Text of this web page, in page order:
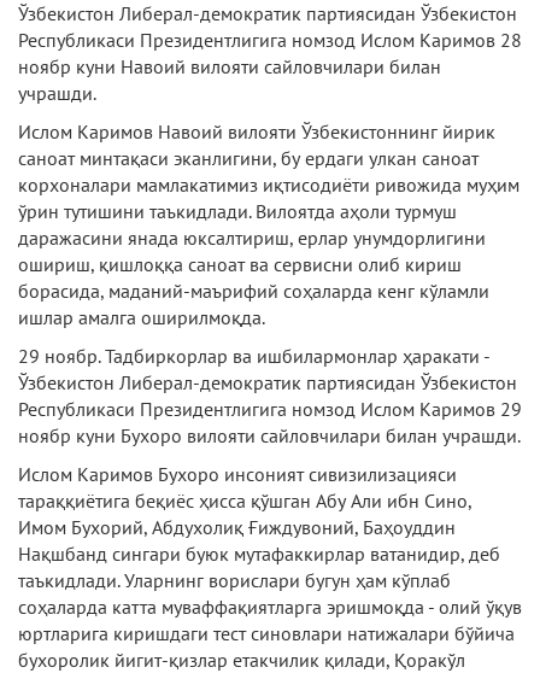
Ўзбекистон Либерал-демократик партиясидан Ўзбекистон
Республикаси Президентлигига номзод Ислом Каримов 28
ноябр куни Навоий вилояти сайловчилари билан
учрашди.
Ислом Каримов Навоий вилояти Ўзбекистоннинг йирик
саноат минтақаси эканлигини, бу ердаги улкан саноат
корхоналари мамлакатимиз иқтисодиёти ривожида муҳим
ўрин тутишини таъкидлади. Вилоятда аҳоли турмуш
даражасини янада юксалтириш, ерлар унумдорлигини
ошириш, қишлоққа саноат ва сервисни олиб кириш
борасида, маданий-маърифий соҳаларда кенг кўламли
ишлар амалга оширилмоқда.
29 ноябр. Тадбиркорлар ва ишбилармонлар ҳаракати -
Ўзбекистон Либерал-демократик партиясидан Ўзбекистон
Республикаси Президентлигига номзод Ислом Каримов 29
ноябр куни Бухоро вилояти сайловчилари билан учрашди.
Ислом Каримов Бухоро инсоният сивизилизацияси
тараққиётига беқиёс ҳисса қўшган Абу Али ибн Сино,
Имом Бухорий, Абдухолиқ Ғиждувоний, Баҳоуддин
Нақшбанд сингари буюк мутафаккирлар ватанидир, деб
таъкидлади. Уларнинг ворислари бугун ҳам кўплаб
соҳаларда катта муваффақиятларга эришмоқда - олий ўқув
юртларига киришдаги тест синовлари натижалари бўйича
бухоролик йигит-қизлар етакчилик қилади, Қоракўл